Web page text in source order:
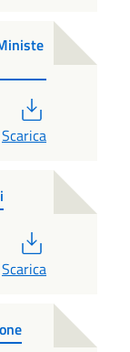
Scarica
Scarica